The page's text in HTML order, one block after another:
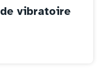
vibratoire